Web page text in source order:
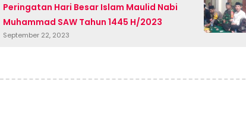
Peringatan Hari Besar Islam Maulid Nabi
Muhammad SAW Tahun 1445 H/2023
September 22, 2023